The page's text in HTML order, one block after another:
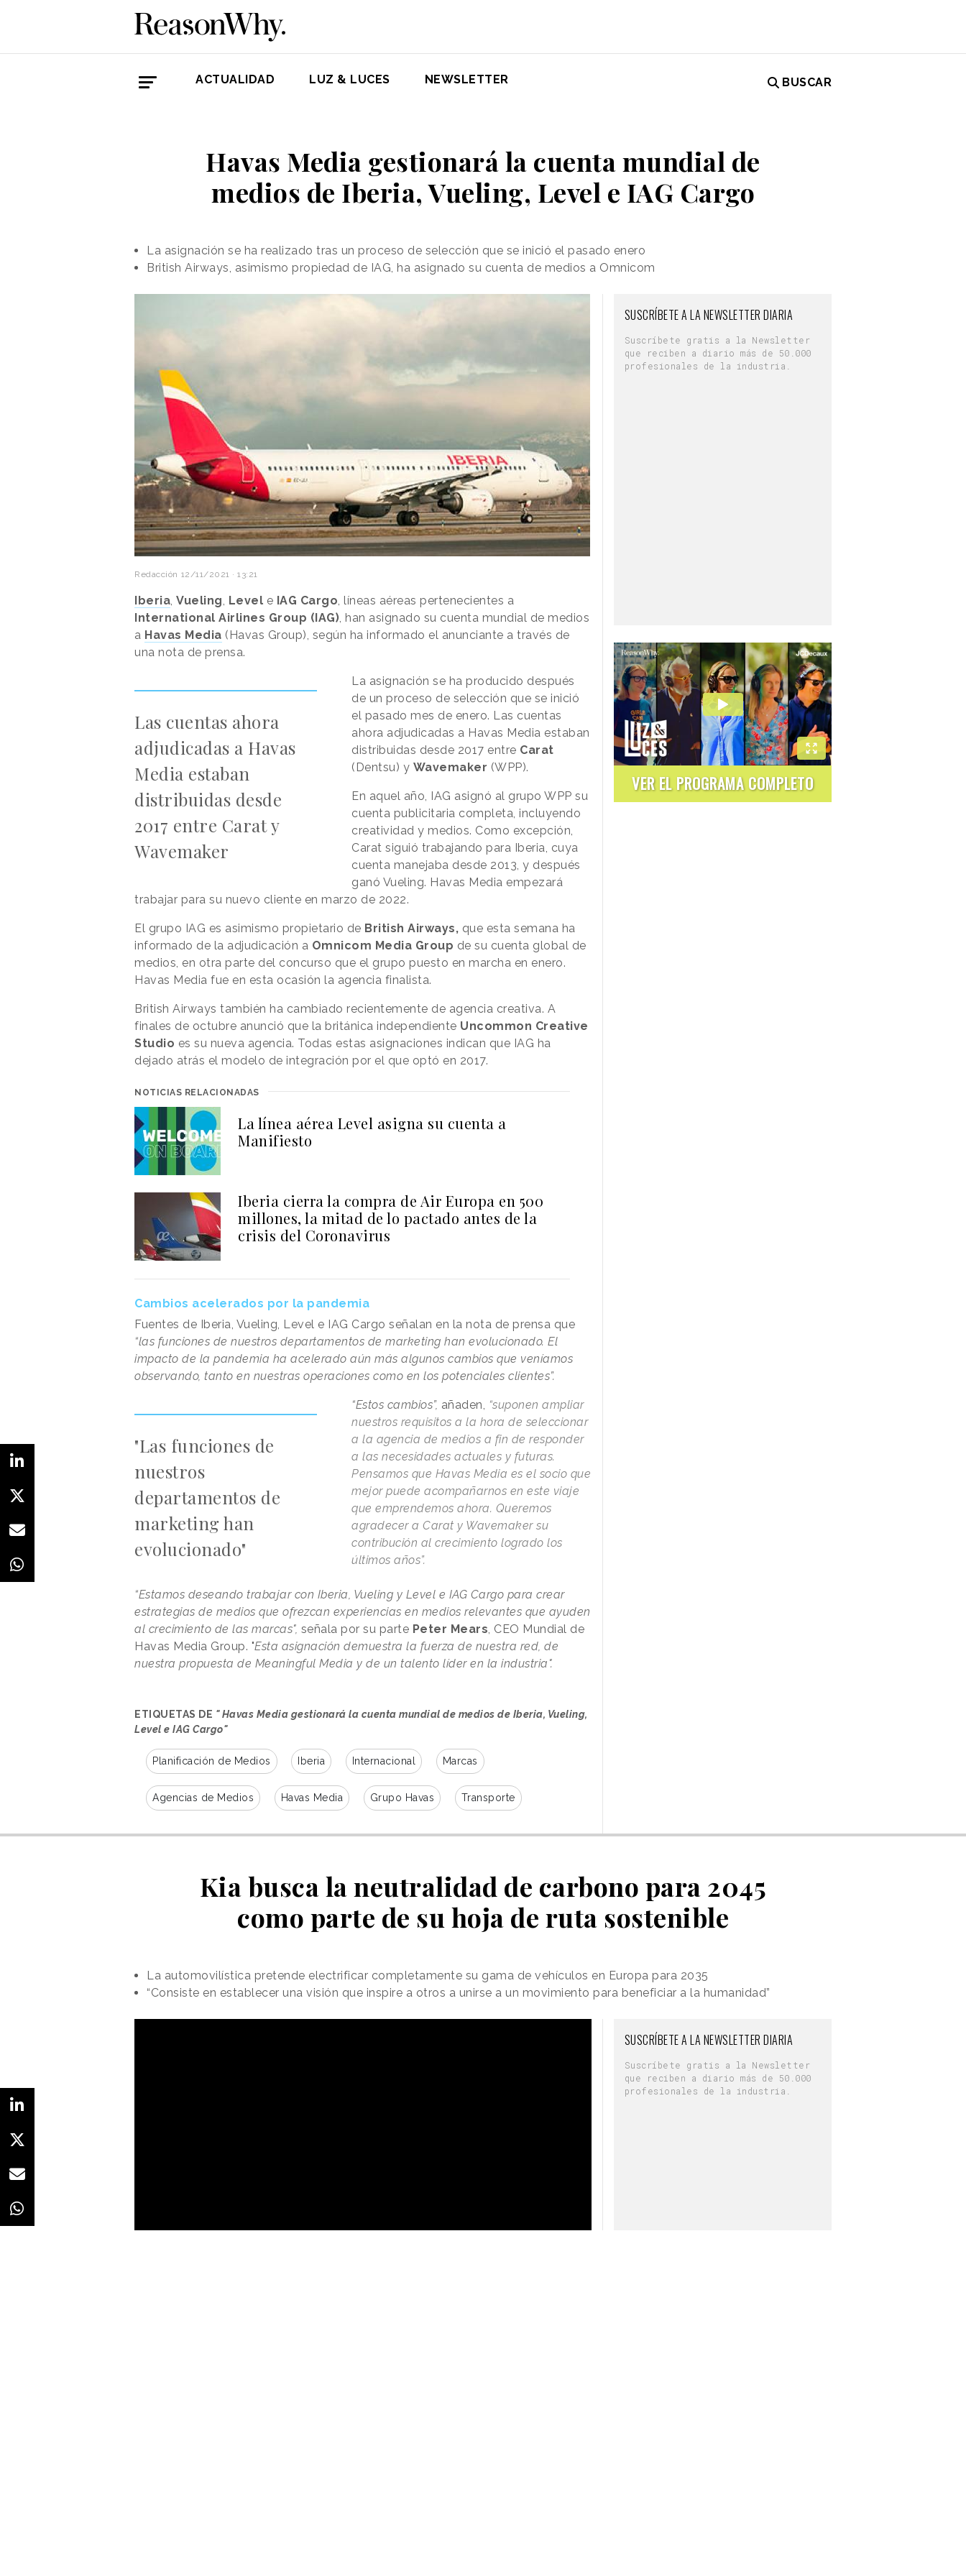
ACTUALIDAD LUZ & LUCES NEWSLETTER BUSCAR
Havas Media gestionará la cuenta mundial de
medios de Iberia, Vueling, Level e IAG Cargo
La asignación se ha realizado tras un proceso de selección que se inició el pasado enero
British Airways, asimismo propiedad de IAG, ha asignado su cuenta de medios a Omnicom
Redacción 12/11/2021 · 13:21
Iberia Vueling Level e IAG Cargo , líneas aéreas pertenecientes a
International Airlines Group (IAG) , han asignado su cuenta mundial de medios
a Havas Media (Havas Group), según ha informado el anunciante a través de
una nota de prensa.
Las cuentas ahora
adjudicadas a Havas
Media estaban
distribuidas desde
2017 entre Carat y
Wavemaker
La asignación se ha producido después
de un proceso de selección que se inició
el pasado mes de enero. Las cuentas
ahora adjudicadas a Havas Media estaban
distribuidas desde 2017 entre Carat
(Dentsu) y Wavemaker (WPP).
En aquel año, IAG asignó al grupo WPP su
cuenta publicitaria completa, incluyendo
creatividad y medios. Como excepción,
Carat siguió trabajando para Iberia, cuya
cuenta manejaba desde 2013, y después
ganó Vueling. Havas Media empezará
trabajar para su nuevo cliente en marzo de 2022.
El grupo IAG es asimismo propietario de British Airways, que esta semana ha
informado de la adjudicación a Omnicom Media Group de su cuenta global de
medios, en otra parte del concurso que el grupo puesto en marcha en enero.
Havas Media fue en esta ocasión la agencia finalista.
British Airways también ha cambiado recientemente de agencia creativa. A
finales de octubre anunció que la británica independiente Uncommon Creative
Studio es su nueva agencia. Todas estas asignaciones indican que IAG ha
dejado atrás el modelo de integración por el que optó en 2017.
NOTICIAS RELACIONADAS
La línea aérea Level asigna su cuenta a
Manifiesto
Iberia cierra la compra de Air Europa en 500
millones, la mitad de lo pactado antes de la
crisis del Coronavirus
Cambios acelerados por la pandemia
Fuentes de Iberia, Vueling, Level e IAG Cargo señalan en la nota de prensa que
“las funciones de nuestros departamentos de marketing han evolucionado. El
impacto de la pandemia ha acelerado aún más algunos cambios que veníamos
observando, tanto en nuestras operaciones como en los potenciales clientes”.
"Las funciones de
nuestros
departamentos de
marketing han
evolucionado"
“Estos cambios”, añaden,
“suponen ampliar
nuestros requisitos a la hora de seleccionar
a la agencia de medios a fin de responder
a las necesidades actuales y futuras.
Pensamos que Havas Media es el socio que
mejor puede acompañarnos en este viaje
que emprendemos ahora. Queremos
agradecer a Carat y Wavemaker su
contribución al crecimiento logrado los
últimos años”.
“Estamos deseando trabajar con Iberia, Vueling y Level e IAG Cargo para crear
estrategias de medios que ofrezcan experiencias en medios relevantes que ayuden
al crecimiento de las marcas", señala por su parte Peter Mears , CEO Mundial de
Havas Media Group. "Esta asignación demuestra la fuerza de nuestra red, de
nuestra propuesta de Meaningful Media y de un talento líder en la industria".
ETIQUETAS DE " Havas Media gestionará la cuenta mundial de medios de Iberia, Vueling,
Level e IAG Cargo"
Planificación de Medios Iberia Internacional Marcas
Agencias de Medios Havas Media Grupo Havas Transporte
SUSCRÍBETE A LA NEWSLETTER DIARIA
Suscríbete gratis a la Newsletter
que reciben a diario más de 50.000
profesionales de la industria.
VER EL PROGRAMA COMPLETO
Kia busca la neutralidad de carbono para 2045
como parte de su hoja de ruta sostenible
La automovilística pretende electrificar completamente su gama de vehículos en Europa para 2035
“Consiste en establecer una visión que inspire a otros a unirse a un movimiento para beneficiar a la humanidad”
SUSCRÍBETE A LA NEWSLETTER DIARIA
Suscríbete gratis a la Newsletter
que reciben a diario más de 50.000
profesionales de la industria.